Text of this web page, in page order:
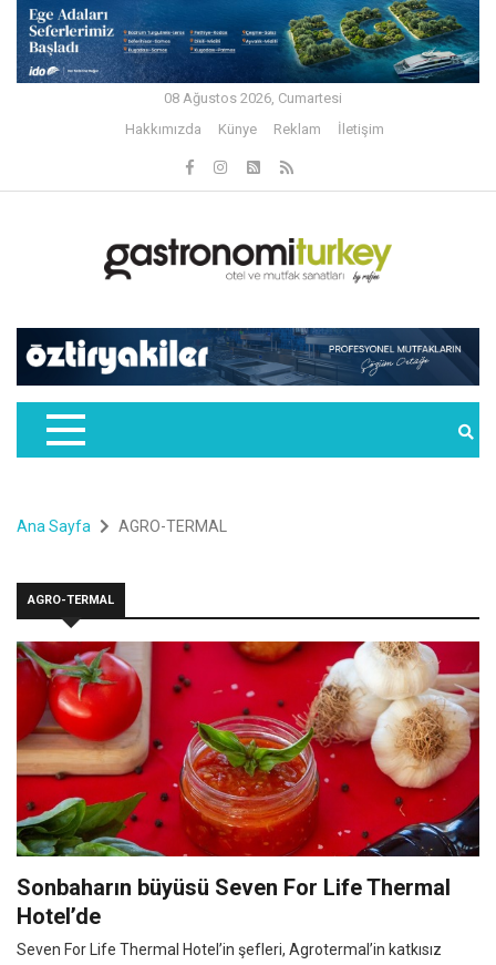
08 Ağustos 2026, Cumartesi
Hakkımızda
Künye Reklam İletişim
Ana Sayfa AGRO-TERMAL
AGRO-TERMAL
Sonbaharın büyüsü Seven For Life Thermal
Hotel’de
Seven For Life Thermal Hotel’in şefleri, Agrotermal’in katkısız